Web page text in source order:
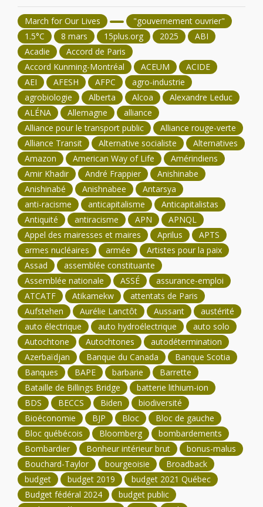
March for Our Lives
"gouvernement ouvrier"
1.5°C
8 mars 15plus.org 2025
ABI
Acadie
Accord de Paris
Accord Kunming-Montréal
ACEUM
ACIDE
AEI
AFESH AFPC
agro-industrie
agrobiologie
Alberta Alcoa
Alexandre Leduc
ALÉNA
Allemagne
alliance
Alliance pour le transport public
Alliance rouge-verte
Alliance Transit
Alternative socialiste
Alternatives
Amazon
American Way of Life
Amérindiens
Amir Khadir
André Frappier
Anishinabe
Anishinabé
Anishnabee
Antarsya
anti-racisme
anticapitalisme
Anticapitalistas
Antiquité
antiracisme APN
APNQL
Appel des mairesses et maires
Aprilus
APTS
armes nucléaires
armée
Artistes pour la paix
Assad
assemblée constituante
Assemblée nationale
ASSÉ
assurance-emploi
ATCATF
Atikamekw
attentats de Paris
Aufstehen
Aurélie Lanctôt Aussant
austérité
auto électrique
auto hydroélectrique
auto solo
Autochtone
Autochtones
autodétermination
Azerbaïdjan
Banque du Canada
Banque Scotia
Banques
BAPE barbarie
Barrette
Bataille de Billings Bridge
batterie lithium-ion
BDS
BECCS Biden
biodiversité
Bioéconomie
BJP Bloc
Bloc de gauche
Bloc québécois
Bloomberg
bombardements
Bombardier
Bonheur intérieur brut
bonus-malus
Bouchard-Taylor
bourgeoisie
Broadback
budget
budget 2019
budget 2021 Québec
Budget fédéral 2024
budget public